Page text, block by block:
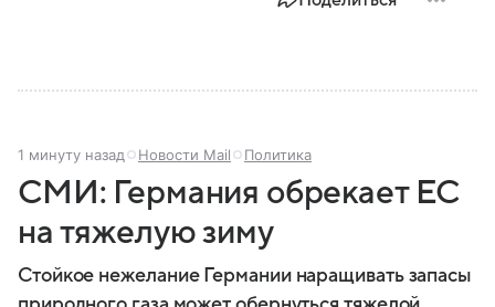
1 минуту назад Новости Mail Политика
СМИ: Германия обрекает ЕС
на тяжелую зиму
Стойкое нежелание Германии наращивать запасы